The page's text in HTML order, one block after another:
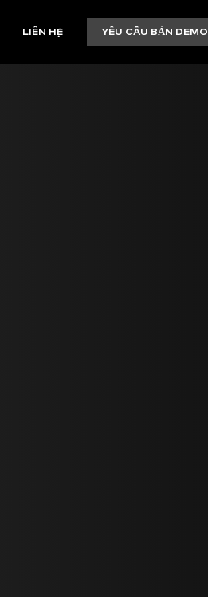
LIÊN HỆ YÊU CẦU BẢN DEMO